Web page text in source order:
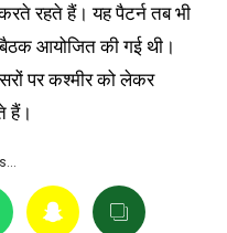
रहते हैं। यह पैटर्न तब भी
आयोजित की गई थी।
पर कश्मीर को लेकर
हैं।